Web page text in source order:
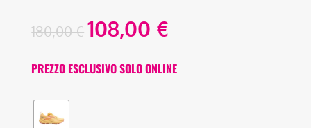
180,00€ 108,00 €
PREZZO ESCLUSIVO SOLO ONLINE